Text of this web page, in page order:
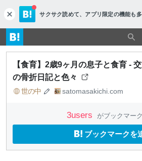
c
l
o
s
e
サクサク読めて、 アプリ限定の機能も多
【食育】2歳9ヶ月の息子と食育 -
の骨折日記と色々
世の中 satomasakichi.com
3users がブックマーク
ブックマークを